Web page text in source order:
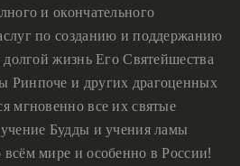
и окончательного
по созданию и поддержанию
долгой жизнь Его Святейшества
и других драгоценных
мгновенно все их святые
Будды и учения ламы
мире и особенно в России!